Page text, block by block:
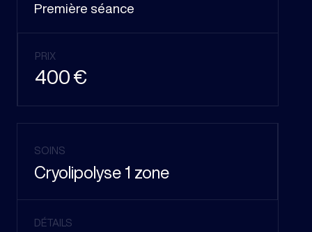
Première séance
PRIX
400 €
SOINS
Cryolipolyse 1 zone
DÉTAILS